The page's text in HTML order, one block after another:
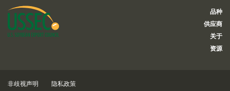
品种
供应商
关于
资源
非歧视声明 隐私政策